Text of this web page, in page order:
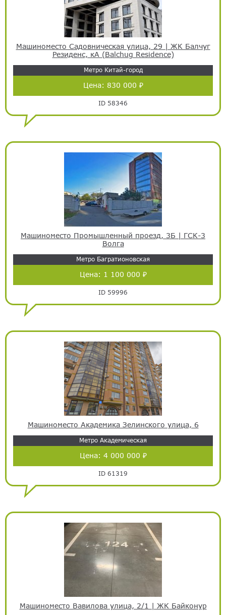
Машиноместо Садовническая улица, 29 | ЖК Балчуг
Резиденс, кА (Balchug Residence)
Метро Китай-город
Цена: 830 000 ₽
ID 58346
Машиноместо Промышленный проезд, 3Б | ГСК-3
Волга
Метро Багратионовская
Цена: 1 100 000 ₽
ID 59996
Машиноместо Академика Зелинского улица, 6
Метро Академическая
Цена: 4 000 000 ₽
ID 61319
Машиноместо Вавилова улица, 2/1 | ЖК Байконур